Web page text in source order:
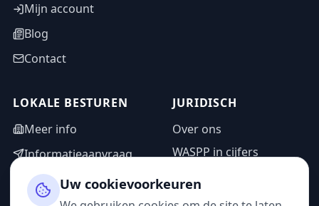
Mijn account
Blog
Contact
LOKALE BESTUREN
Meer info
Informatieaanvraag
Adminzone
JURIDISCH
Over ons
WASPP in cijfers
Privacybeleid
Uw cookievoorkeuren